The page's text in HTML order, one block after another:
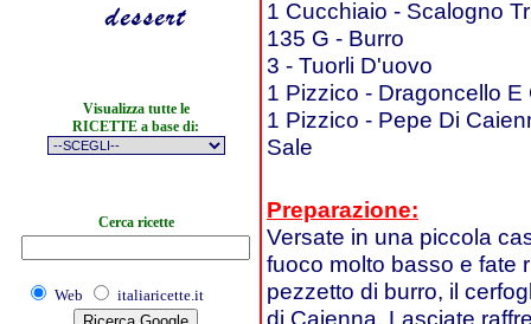
Visualizza tutte le
RICETTE a base di:
Cerca ricette
Web italiaricette.it
1 Cucchiaio - Scalogno
135 G - Burro
3 - Tuorli D'uovo
1 Pizzico - Dragoncello E
1 Pizzico - Pepe Di
Sale
Preparazione:
Versate in una piccola
fuoco molto basso e fate
pezzetto di burro, il
di Caienna. Lasciate